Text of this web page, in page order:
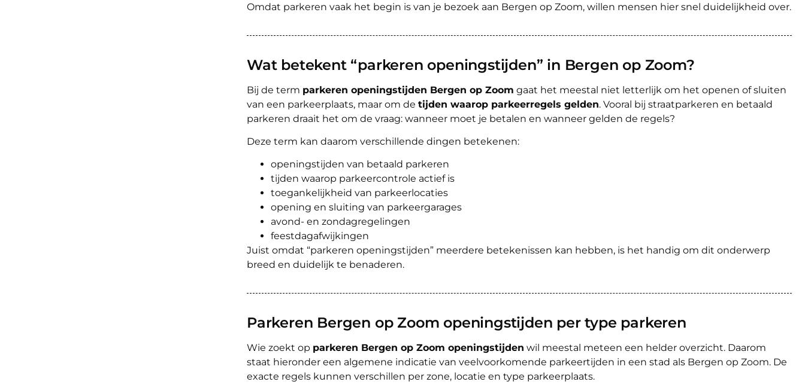
Omdat parkeren vaak het begin is van je bezoek aan Bergen op Zoom, willen mensen hier snel duidelijkheid over.
Wat betekent “parkeren openingstijden” in Bergen op Zoom?
Bij de term parkeren openingstijden Bergen op Zoom gaat het meestal niet letterlijk om het openen of sluiten
van een parkeerplaats, maar om de tijden waarop parkeerregels gelden. Vooral bij straatparkeren en betaald
parkeren draait het om de vraag: wanneer moet je betalen en wanneer gelden de regels?
Deze term kan daarom verschillende dingen betekenen:
openingstijden van betaald parkeren
tijden waarop parkeercontrole actief is
toegankelijkheid van parkeerlocaties
opening en sluiting van parkeergarages
avond- en zondagregelingen
feestdagafwijkingen
Juist omdat “parkeren openingstijden” meerdere betekenissen kan hebben, is het handig om dit onderwerp
breed en duidelijk te benaderen.
Parkeren Bergen op Zoom openingstijden per type parkeren
Wie zoekt op parkeren Bergen op Zoom openingstijden wil meestal meteen een helder overzicht. Daarom
staat hieronder een algemene indicatie van veelvoorkomende parkeertijden in een stad als Bergen op Zoom. De
exacte regels kunnen verschillen per zone, locatie en type parkeerplaats.